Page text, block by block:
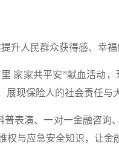
升人民群众获得感、幸福
家家共平安”献血活动，
现保险人的社会责任与
普表演、一对一金融咨询
与应急安全知识，让金